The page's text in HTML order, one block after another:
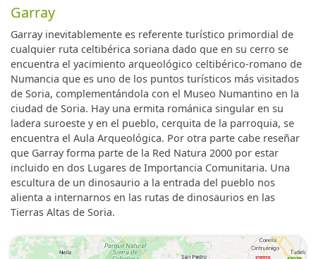
Garray
Garray inevitablemente es referente turístico primordial de
cualquier ruta celtibérica soriana dado que en su cerro se
encuentra el yacimiento arqueológico celtibérico-romano de
Numancia que es uno de los puntos turísticos más visitados
de Soria, complementándola con el Museo Numantino en la
ciudad de Soria. Hay una ermita románica singular en su
ladera suroeste y en el pueblo, cerquita de la parroquia, se
encuentra el Aula Arqueológica. Por otra parte cabe reseñar
que Garray forma parte de la Red Natura 2000 por estar
incluido en dos Lugares de Importancia Comunitaria. Una
escultura de un dinosaurio a la entrada del pueblo nos
alienta a internarnos en las rutas de dinosaurios en las
Tierras Altas de Soria.